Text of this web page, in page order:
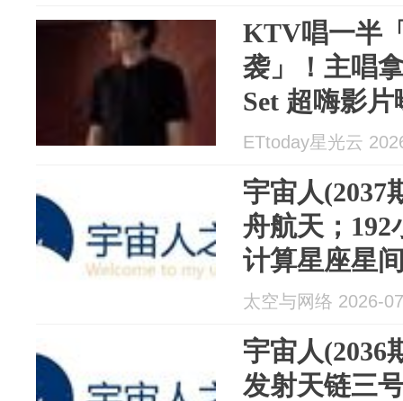
KTV唱一半
袭」！主唱
Set 超嗨影片
ETtoday星光云
宇宙人(2037
舟航天；192
计算星座星
商业航天稳
兵全速赶往
太空与网络 2026-
宇宙人(2036
发射天链三